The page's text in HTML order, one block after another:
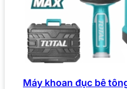
Máy khoan đục bê